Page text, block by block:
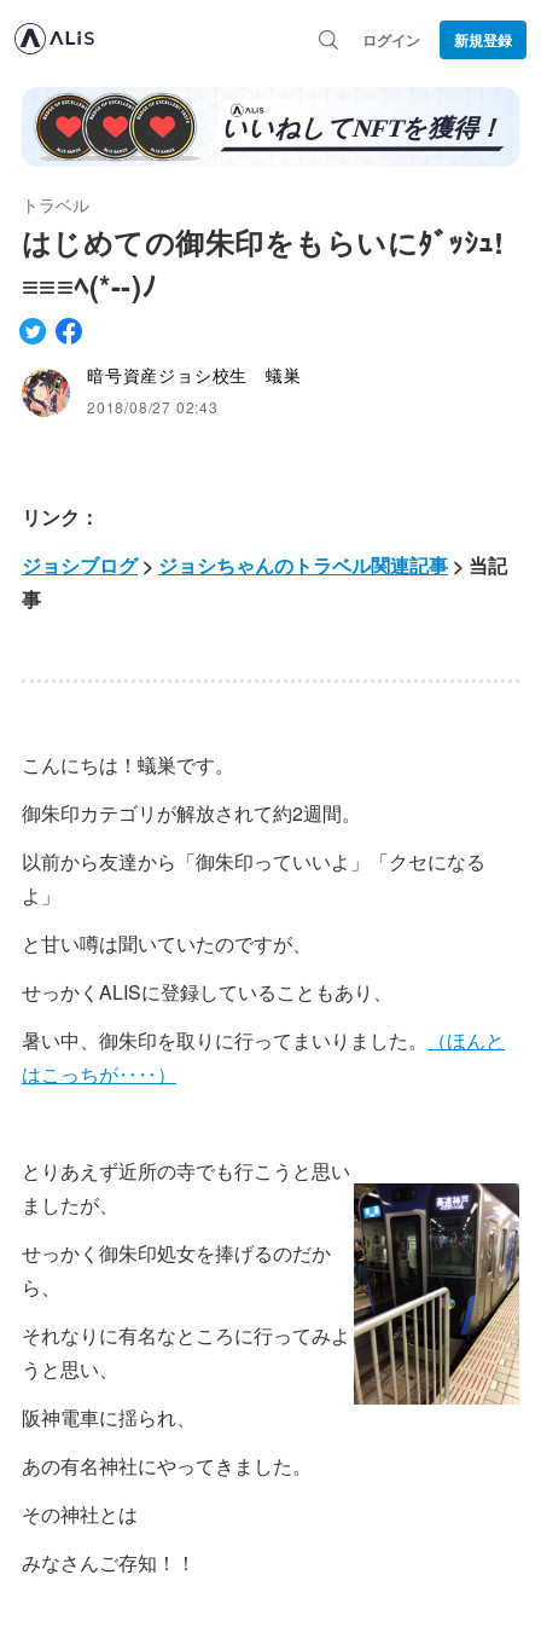
ログイン 新規登録
トラベル
はじめての御朱印をもらいにﾀﾞｯｼｭ!
≡≡≡ﾍ(*--)ﾉ
暗号資産ジョシ校生 蟻巣
2018/08/27 02:43
リンク：
ジョシブログ> ジョシちゃんのトラベル関連記事 > 当記
事
こんにちは！蟻巣です。
御朱印カテゴリが解放されて約2週間。
以前から友達から「御朱印っていいよ」「クセになる
よ」
と甘い噂は聞いていたのですが、
せっかくALISに登録していることもあり、
暑い中、御朱印を取りに行ってまいりました。
（ほんと
はこっちが‥‥）
とりあえず近所の寺でも行こうと思い
ましたが、
せっかく御朱印処女を捧げるのだか
ら、
それなりに有名なところに行ってみよ
うと思い、
阪神電車に揺られ、
あの有名神社にやってきました。
その神社とは
みなさんご存知！！